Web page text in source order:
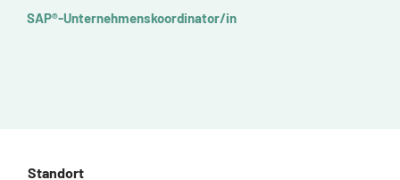
SAP®-Unternehmenskoordinator/in
Standort